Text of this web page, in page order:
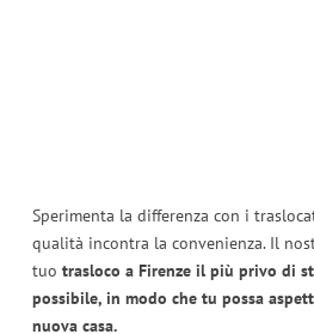
Sperimenta la differenza con i
qualità incontra la convenienza. Il
tuo trasloco a Firenze il più privo di
possibile, in modo che tu possa
nuova casa.